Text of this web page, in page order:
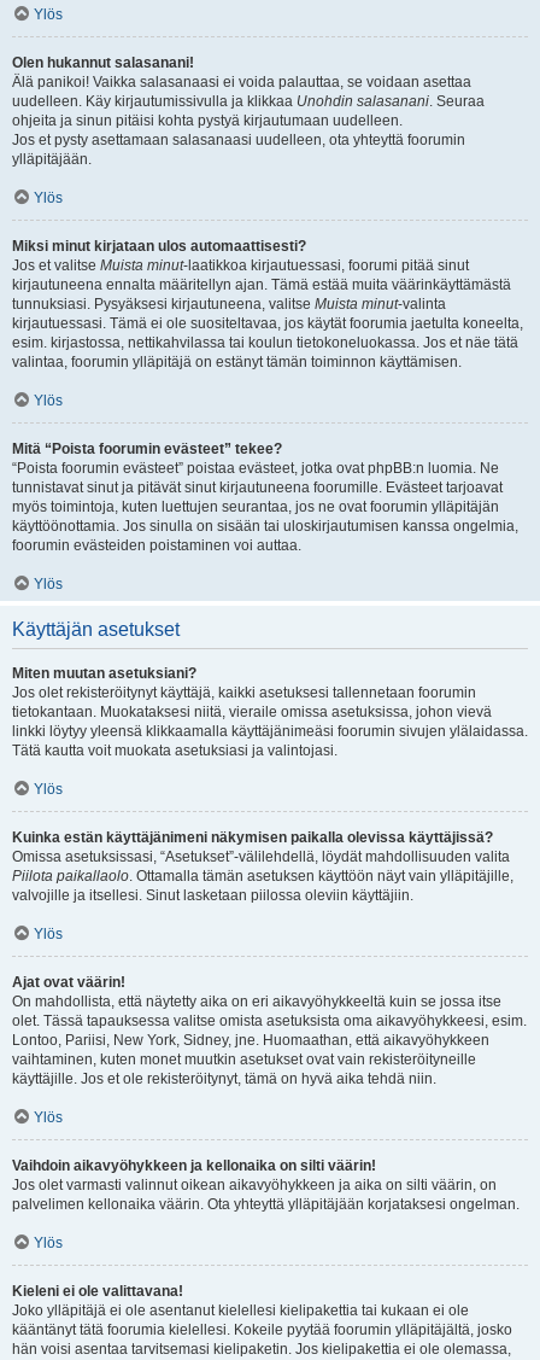
Ylös
Olen hukannut salasanani!
Älä panikoi! Vaikka salasanaasi ei voida palauttaa, se voidaan asettaa
uudelleen. Käy kirjautumissivulla ja klikkaa Unohdin salasanani. Seuraa
ohjeita ja sinun pitäisi kohta pystyä kirjautumaan uudelleen.
Jos et pysty asettamaan salasanaasi uudelleen, ota yhteyttä foorumin
ylläpitäjään.
Ylös
Miksi minut kirjataan ulos automaattisesti?
Jos et valitse Muista minut-laatikkoa kirjautuessasi, foorumi pitää sinut
kirjautuneena ennalta määritellyn ajan. Tämä estää muita väärinkäyttämästä
tunnuksiasi. Pysyäksesi kirjautuneena, valitse Muista minut-valinta
kirjautuessasi. Tämä ei ole suositeltavaa, jos käytät foorumia jaetulta koneelta,
esim. kirjastossa, nettikahvilassa tai koulun tietokoneluokassa. Jos et näe tätä
valintaa, foorumin ylläpitäjä on estänyt tämän toiminnon käyttämisen.
Ylös
Mitä “Poista foorumin evästeet” tekee?
“Poista foorumin evästeet” poistaa evästeet, jotka ovat phpBB:n luomia. Ne
tunnistavat sinut ja pitävät sinut kirjautuneena foorumille. Evästeet tarjoavat
myös toimintoja, kuten luettujen seurantaa, jos ne ovat foorumin ylläpitäjän
käyttöönottamia. Jos sinulla on sisään tai uloskirjautumisen kanssa ongelmia,
foorumin evästeiden poistaminen voi auttaa.
Ylös
Käyttäjän asetukset
Miten muutan asetuksiani?
Jos olet rekisteröitynyt käyttäjä, kaikki asetuksesi tallennetaan foorumin
tietokantaan. Muokataksesi niitä, vieraile omissa asetuksissa, johon vievä
linkki löytyy yleensä klikkaamalla käyttäjänimeäsi foorumin sivujen ylälaidassa.
Tätä kautta voit muokata asetuksiasi ja valintojasi.
Ylös
Kuinka estän käyttäjänimeni näkymisen paikalla olevissa käyttäjissä?
Omissa asetuksissasi, “Asetukset”-välilehdellä, löydät mahdollisuuden valita
Piilota paikallaolo. Ottamalla tämän asetuksen käyttöön näyt vain ylläpitäjille,
valvojille ja itsellesi. Sinut lasketaan piilossa oleviin käyttäjiin.
Ylös
Ajat ovat väärin!
On mahdollista, että näytetty aika on eri aikavyöhykkeeltä kuin se jossa itse
olet. Tässä tapauksessa valitse omista asetuksista oma aikavyöhykkeesi, esim.
Lontoo, Pariisi, New York, Sidney, jne. Huomaathan, että aikavyöhykkeen
vaihtaminen, kuten monet muutkin asetukset ovat vain rekisteröityneille
käyttäjille. Jos et ole rekisteröitynyt, tämä on hyvä aika tehdä niin.
Ylös
Vaihdoin aikavyöhykkeen ja kellonaika on silti väärin!
Jos olet varmasti valinnut oikean aikavyöhykkeen ja aika on silti väärin, on
palvelimen kellonaika väärin. Ota yhteyttä ylläpitäjään korjataksesi ongelman.
Ylös
Kieleni ei ole valittavana!
Joko ylläpitäjä ei ole asentanut kielellesi kielipakettia tai kukaan ei ole
kääntänyt tätä foorumia kielellesi. Kokeile pyytää foorumin ylläpitäjältä, josko
hän voisi asentaa tarvitsemasi kielipaketin. Jos kielipakettia ei ole olemassa,